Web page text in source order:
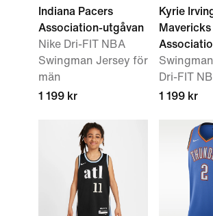
Indiana Pacers
Association-utgåvan
Nike Dri-FIT NBA
Swingman Jersey för
män
1 199 kr
Kyrie
Dri-FIT
1 199 kr